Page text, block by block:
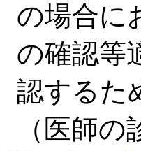
の場合に
の確認等
認するた
（医師の